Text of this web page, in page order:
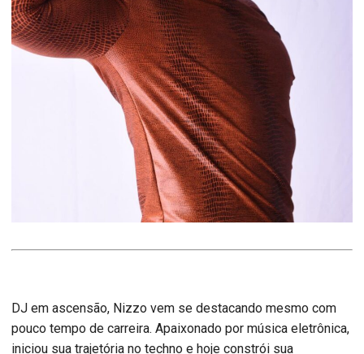
DJ em ascensão, Nizzo vem se destacando mesmo com
pouco tempo de carreira. Apaixonado por música eletrônica,
iniciou sua trajetória no techno e hoje constrói sua